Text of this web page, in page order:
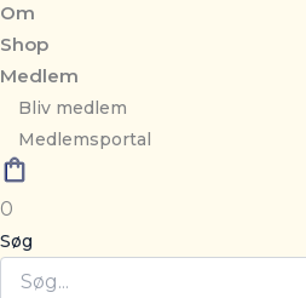
Om
Shop
Medlem
Bliv medlem
Medlemsportal
0
Søg